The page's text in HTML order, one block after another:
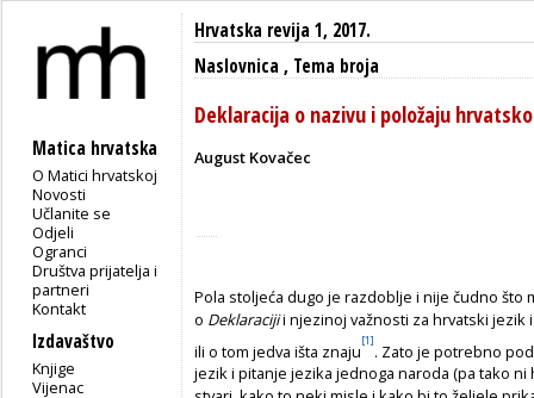
Matica hrvatska
O Matici hrvatskoj
Novosti
Učlanite se
Odjeli
Ogranci
Društva prijatelja i
partneri
Kontakt
Izdavaštvo
Knjige
Vijenac
Hrvatska revija 1, 2017.
Naslovnica , Tema broja
Deklaracija o nazivu i položaju
August Kovačec
Pola stoljeća dugo je razdoblje i nije čudno što
o Deklaracijii njezinoj važnosti za hrvatski jezik
ili o tom jedva išta znaju[1]. Zato je potrebno
jezik i pitanje jezika jednoga naroda (pa tako